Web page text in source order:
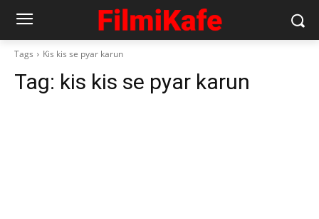
Tags Kis kis se pyar karun
Tag: kis kis se pyar karun